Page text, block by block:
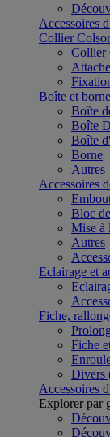
Accessoires
Collier
Collier
Attache
Boîte et
Boîte
Boîte
Boîte
Borne
Autres
Accessoires
Bloc
Mise à
Autres
Eclairage et
Fiche,
Fiche
Divers
Accessoires
Explorer par